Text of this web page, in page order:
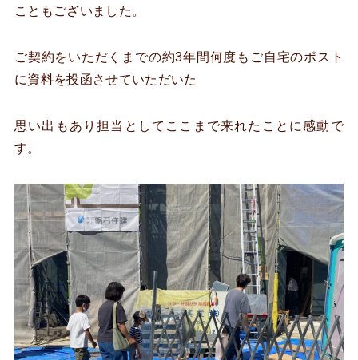
こともございました。
ご契約をいただくまでの約3年間何度もご自宅のポスト
に資料を投函させていただいた
思い出もあり担当としてここまで来れたことに感動で
す。